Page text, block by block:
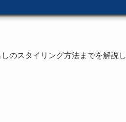
のスタイリング方法までを解説し